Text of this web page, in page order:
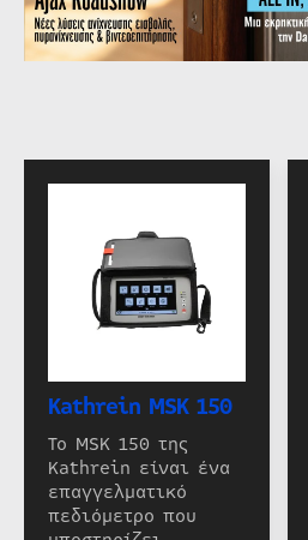
Kathrein MSK 150
Το MSK 150 της
Kathrein είναι ένα
επαγγελματικό
πεδιόμετρο που